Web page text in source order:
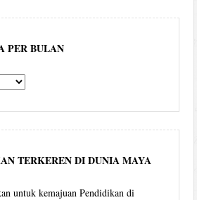
PER BULAN
TERKEREN DI DUNIA MAYA
untuk kemajuan Pendidikan di